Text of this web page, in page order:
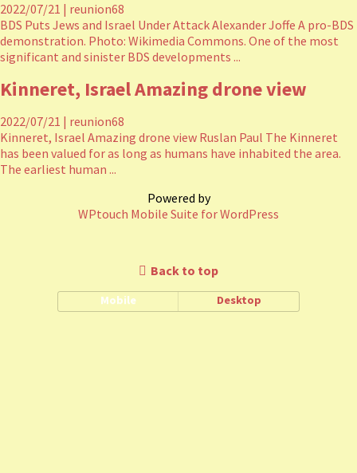
2022/07/21 | reunion68
BDS Puts Jews and Israel Under Attack Alexander Joffe A pro-BDS
demonstration. Photo: Wikimedia Commons. One of the most
significant and sinister BDS developments ...
Kinneret, Israel Amazing drone view
2022/07/21 | reunion68
Kinneret, Israel Amazing drone view Ruslan Paul The Kinneret
has been valued for as long as humans have inhabited the area.
The earliest human ...
Powered by
WPtouch Mobile Suite for WordPress
Back to top
Mobile Desktop